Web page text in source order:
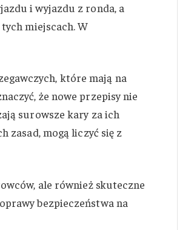
i wyjazdu z ronda, a
miejscach. W
które mają na
że nowe przepisy nie
surowsze kary za ich
zasad, mogą liczyć się z
ale również skuteczne
bezpieczeństwa na